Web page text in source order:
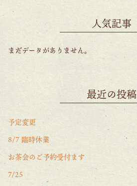
人気記事
まだデータがありません。
最近の投稿
予定変更
8/7 臨時休業
お茶会のご予約受付ます
7/25